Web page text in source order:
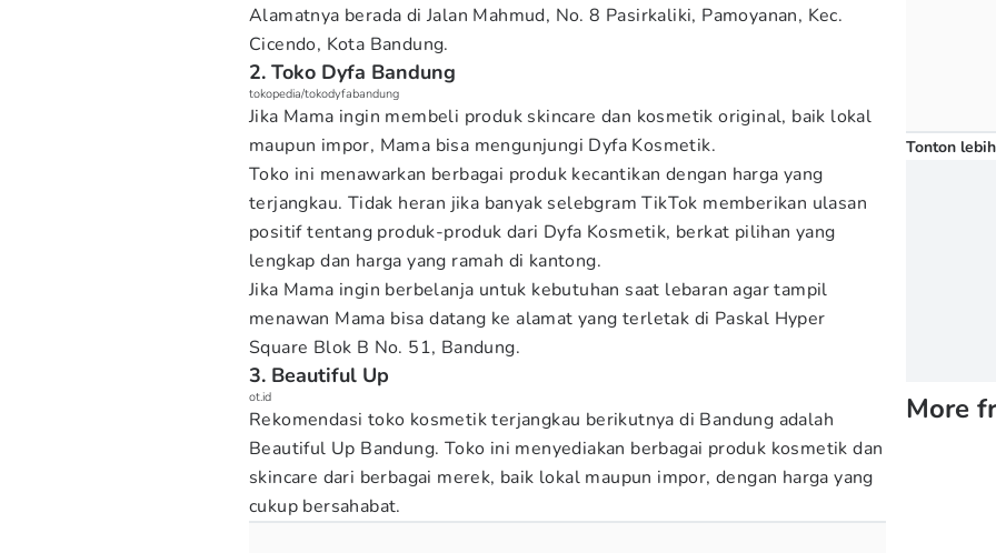
Alamatnya berada di Jalan Mahmud, No. 8 Pasirkaliki, Pamoyanan, Kec.
Cicendo, Kota Bandung.
2. Toko Dyfa Bandung
tokopedia/tokodyfabandung
Jika Mama ingin membeli produk skincare dan kosmetik original, baik lokal
maupun impor, Mama bisa mengunjungi Dyfa Kosmetik.
Toko ini menawarkan berbagai produk kecantikan dengan harga yang
terjangkau. Tidak heran jika banyak selebgram TikTok memberikan ulasan
positif tentang produk-produk dari Dyfa Kosmetik, berkat pilihan yang
lengkap dan harga yang ramah di kantong.
Jika Mama ingin berbelanja untuk kebutuhan saat lebaran agar tampil
menawan Mama bisa datang ke alamat yang terletak di Paskal Hyper
Square Blok B No. 51, Bandung.
3. Beautiful Up
ot.id
Rekomendasi toko kosmetik terjangkau berikutnya di Bandung adalah
Beautiful Up Bandung. Toko ini menyediakan berbagai produk kosmetik dan
skincare dari berbagai merek, baik lokal maupun impor, dengan harga yang
cukup bersahabat.
Tonton
More